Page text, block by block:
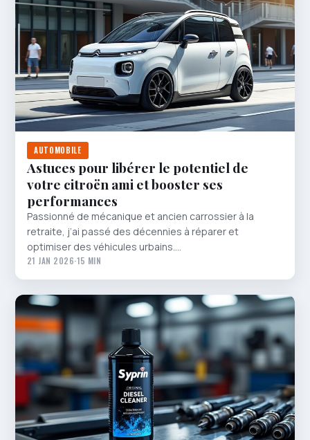
AUTOMOBILE
Astuces pour libérer le potentiel de
votre citroën ami et booster ses
performances
Passionné de mécanique et ancien carrossier à la
retraite, j’ai passé des décennies à réparer et
optimiser des véhicules urbains.…
21 JAN 2026·15 MIN